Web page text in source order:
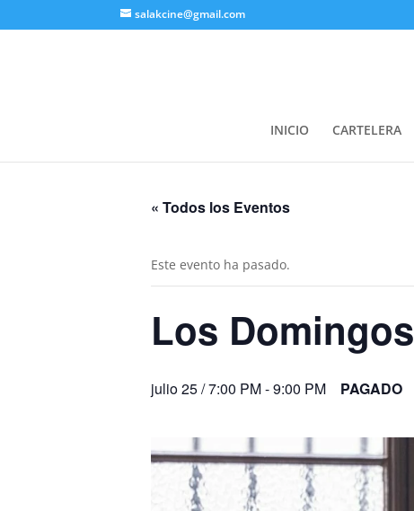
salakcine@gmail.com
INICIO CARTELERA
« Todos los Eventos
Este evento ha pasado.
Los Domingos
julio 25 / 7:00 PM-9:00 PM PAGADO